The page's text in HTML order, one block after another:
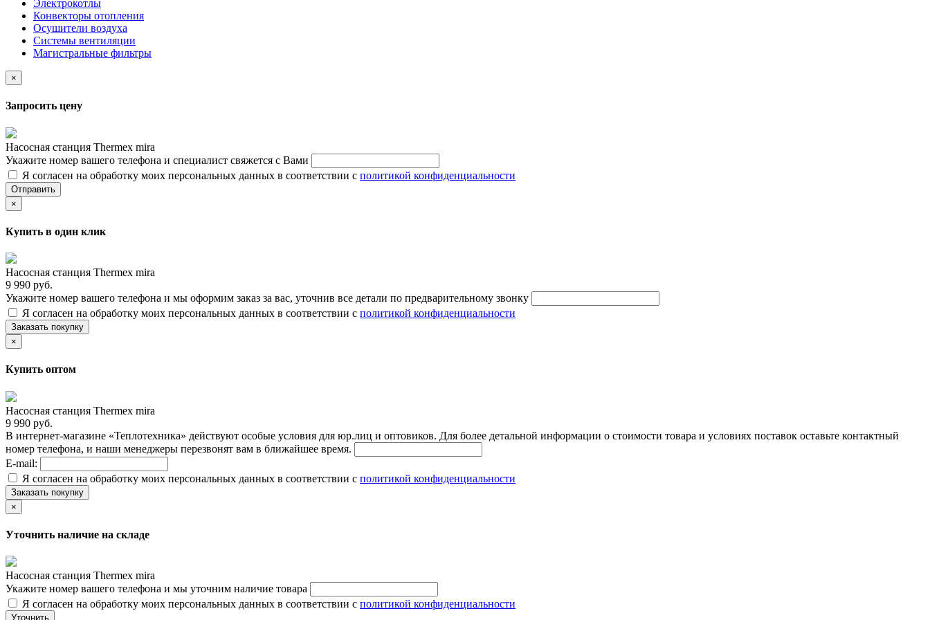
Электрокотлы
Конвекторы отопления
Осушители воздуха
Системы вентиляции
Магистральные фильтры
×
Запросить цену
Насосная станция Thermex mira
Укажите номер вашего телефона и специалист свяжется с Вами
Я согласен на обработку моих персональных данных в соответствии с политикой конфиденциальности
Отправить
×
Купить в один клик
Насосная станция Thermex mira
9 990 руб.
Укажите номер вашего телефона и мы оформим заказ за вас, уточнив все детали по предварительному звонку
Я согласен на обработку моих персональных данных в соответствии с политикой конфиденциальности
Заказать покупку
×
Купить оптом
Насосная станция Thermex mira
9 990 руб.
В интернет-магазине «Теплотехника» действуют особые условия для юр.лиц и оптовиков. Для более детальной информации о стоимости товара и условиях поставок оставьте контактный
номер телефона, и наши менеджеры перезвонят вам в ближайшее время.
E-mail:
Я согласен на обработку моих персональных данных в соответствии с политикой конфиденциальности
Заказать покупку
×
Уточнить наличие на складе
Насосная станция Thermex mira
Укажите номер вашего телефона и мы уточним наличие товара
Я согласен на обработку моих персональных данных в соответствии с политикой конфиденциальности
Уточнить